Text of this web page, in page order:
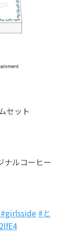
セット
ナルコーヒー
#girlsside #と